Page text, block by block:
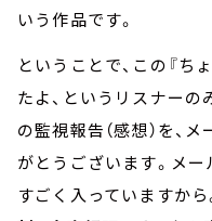
いう作品です。
ということで、この『ち
たよ、というリスナーの
の監視報告（感想）を、
がとうございます。メー
すごく入っていますから